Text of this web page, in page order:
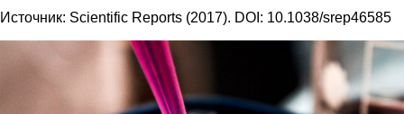
Источник: Scientific Reports (2017). DOI: 10.1038/srep46585